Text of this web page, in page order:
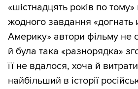
«шістнадцять років по
жодного завдання «догнать
Америку» автори фільму не
й була така «разнорядка»
її не вдалося, хоча й
найбільший в історії